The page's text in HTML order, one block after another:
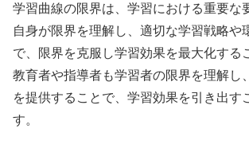
学習曲線の限界は、学習における重要な
自身が限界を理解し、適切な学習戦略や
で、限界を克服し学習効果を最大化する
教育者や指導者も学習者の限界を理解し
を提供することで、学習効果を引き出す
す。